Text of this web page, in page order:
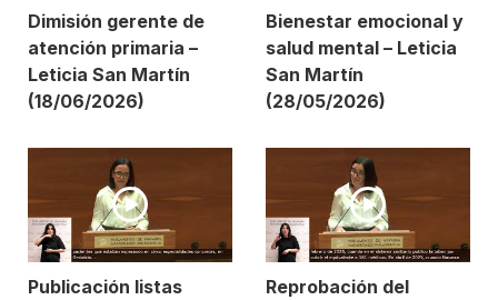
Dimisión gerente de
atención primaria –
Leticia San Martín
(18/06/2026)
Bienestar emocional y
salud mental – Leticia
San Martín
(28/05/2026)
Publicación listas
Reprobación del